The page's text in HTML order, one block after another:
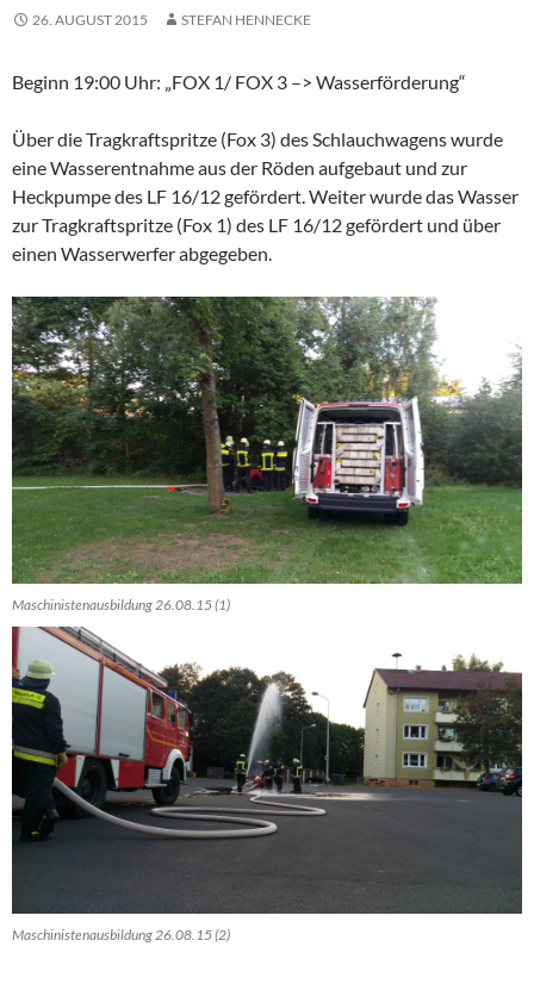
26. AUGUST 2015 STEFAN HENNECKE
Beginn 19:00 Uhr: „FOX 1/ FOX 3 –> Wasserförderung“
Über die Tragkraftspritze (Fox 3) des Schlauchwagens wurde
eine Wasserentnahme aus der Röden aufgebaut und zur
Heckpumpe des LF 16/12 gefördert. Weiter wurde das Wasser
zur Tragkraftspritze (Fox 1) des LF 16/12 gefördert und über
einen Wasserwerfer abgegeben.
Maschinistenausbildung 26.08.15 (1)
Maschinistenausbildung 26.08.15 (2)